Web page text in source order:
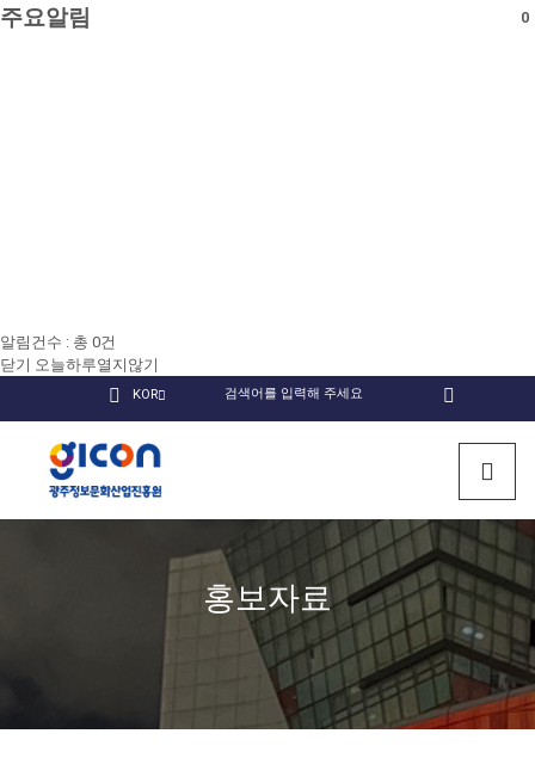
0
주요알림
알림건수 : 총 0건
닫기 오늘하루열지않기
산
회원
스
타
그
램
튜
브
이
스
북
KOR국
이
검
열
기
홍보자료